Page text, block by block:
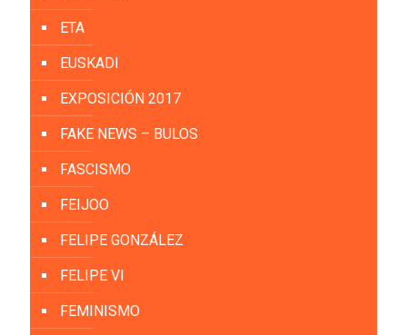
ETA
EUSKADI
EXPOSICIÓN 2017
FAKE NEWS – BULOS
FASCISMO
FEIJOO
FELIPE GONZÁLEZ
FELIPE VI
FEMINISMO